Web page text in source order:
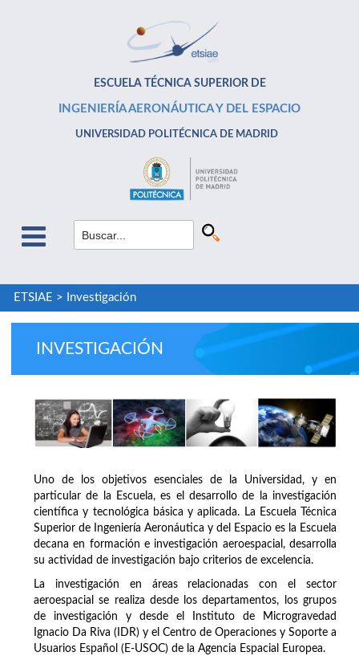
ESCUELA TÉCNICA SUPERIOR DE
INGENIERÍA AERONÁUTICA Y DEL ESPACIO
UNIVERSIDAD POLITÉCNICA DE MADRID
ETSIAE > Investigación
INVESTIGACIÓN
Uno de los objetivos esenciales de la Universidad, y en
particular de la Escuela, es el desarrollo de la investigación
científica y tecnológica básica y aplicada. La Escuela Técnica
Superior de Ingeniería Aeronáutica y del Espacio es la Escuela
decana en formación e investigación aeroespacial, desarrolla
su actividad de investigación bajo criterios de excelencia.
La investigación en áreas relacionadas con el sector
aeroespacial se realiza desde los departamentos, los grupos
de investigación y desde el Instituto de Microgravedad
Ignacio Da Riva (IDR) y el Centro de Operaciones y Soporte a
Usuarios Español (E-USOC) de la Agencia Espacial Europea.